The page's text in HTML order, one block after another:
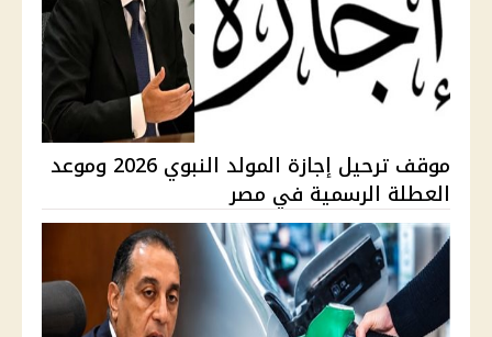
موقف ترحيل إجازة المولد النبوي 2026 وموعد
العطلة الرسمية في مصر